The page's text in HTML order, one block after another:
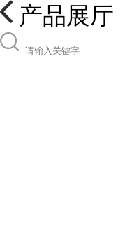
产品展厅